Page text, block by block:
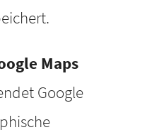
Maps
Google